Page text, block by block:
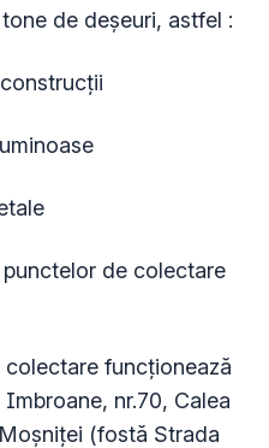
de deșeuri, astfel :
de colectare
colectare funcționează
nr.70, Calea
(fostă Strada